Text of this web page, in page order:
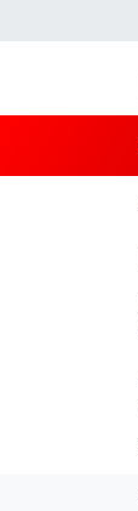
Isparta
Esnaf
BİLİM
Süper
Tüm
Son